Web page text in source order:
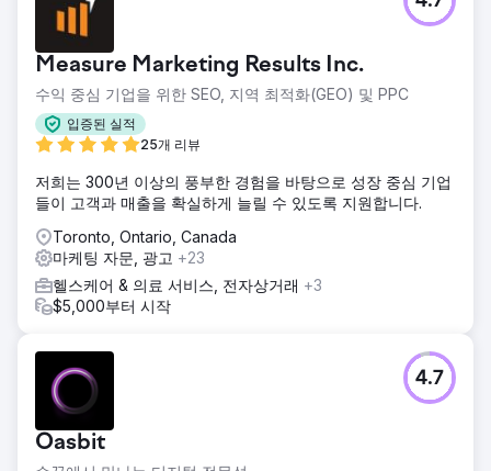
Measure Marketing Results Inc.
수익 중심 기업을 위한 SEO, 지역 최적화(GEO) 및 PPC
입증된 실적
25개 리뷰
저희는 300년 이상의 풍부한 경험을 바탕으로 성장 중심 기업
들이 고객과 매출을 확실하게 늘릴 수 있도록 지원합니다.
Toronto, Ontario, Canada
마케팅 자문, 광고 +23
헬스케어 & 의료 서비스, 전자상거래 +3
$5,000부터 시작
Oasbit
4.7